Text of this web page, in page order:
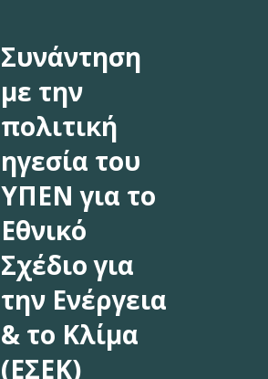
Συνάντηση
με την
πολιτική
ηγεσία του
ΥΠΕΝ για το
Εθνικό
Σχέδιο για
την Ενέργεια
& το Κλίμα
(ΕΣΕΚ)